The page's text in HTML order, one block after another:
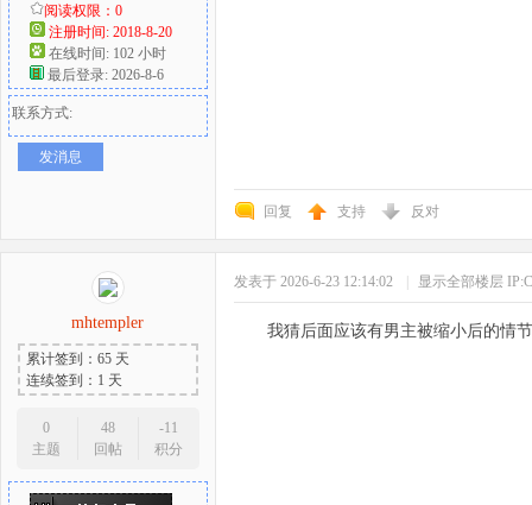
阅读权限：0
注册时间: 2018-8-20
在线时间: 102 小时
最后登录: 2026-8-6
联系方式:
发消息
回复 支持 反对
mhtempler
累计签到：65 天
连续签到：1 天
0
主题
48
回帖
-11
积分
发表于 2026-6-23 12:14:02 显示全部楼层
我猜后面应该有男主被缩小后的情节